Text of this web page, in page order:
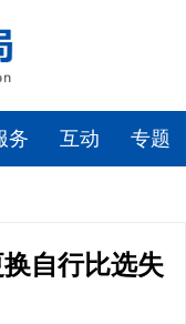
务 互动 专题
自行比选失